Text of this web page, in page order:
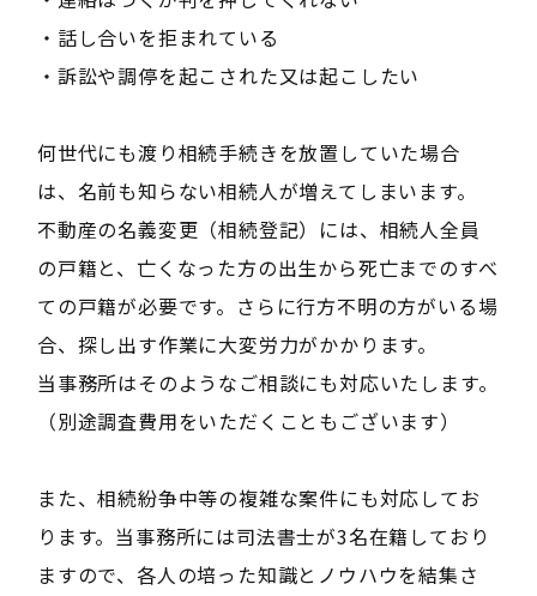
・話し合いを拒まれている
・訴訟や調停を起こされた又は起こしたい
何世代にも渡り相続手続きを放置していた場合
は、名前も知らない相続人が増えてしまいます。
不動産の名義変更（相続登記）には、相続人全員
の戸籍と、亡くなった方の出生から死亡までのすべ
ての戸籍が必要です。さらに行方不明の方がいる場
合、探し出す作業に大変労力がかかります。
当事務所はそのようなご相談にも対応いたします。
（別途調査費用をいただくこともございます）
また、相続紛争中等の複雑な案件にも対応してお
ります。当事務所には司法書士が3名在籍しており
ますので、各人の培った知識とノウハウを結集さ